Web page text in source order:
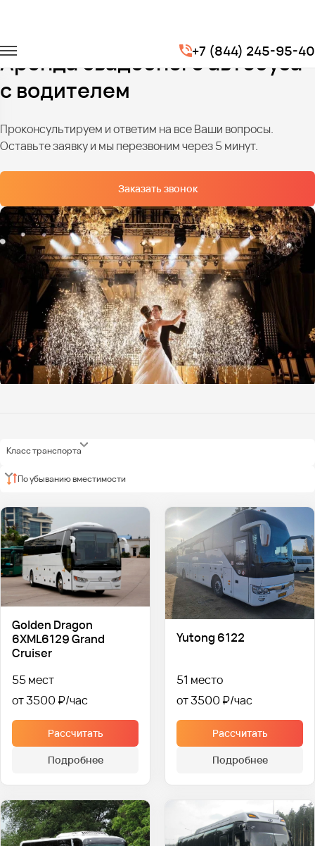
+7 (844) 245-95-40
Транспорт на свадьбу
Аренда свадебного автобуса
с водителем
Проконсультируем и ответим на все Ваши вопросы.
Оставьте заявку и мы перезвоним через 5 минут.
Заказать звонок
Класс транспорта
По убыванию вместимости
Golden Dragon
6XML6129 Grand
Cruiser
55 мест
от 3500 ₽
Рассчитать
Подробнее
Yutong 6122
51 место
от 3500 ₽
Рассчитать
Подробнее